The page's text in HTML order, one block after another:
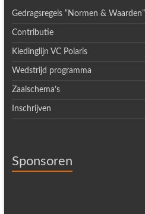
Gedragsregels “Normen & Waarden”
Contributie
Kledinglijn VC Polaris
Wedstrijd programma
Zaalschema’s
Inschrijven
Sponsoren